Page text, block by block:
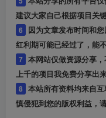
建议大家自己根据项目关
6
因为文章发布时间和
红利期可能已经过了，能
7 本网站仅做资源分享
上千的项目我免费分享出
8 本站所有资料均来自
慎侵犯到您的版权利益，